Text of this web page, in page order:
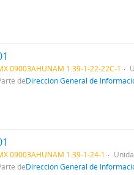
09003AHUNAM 1.39-1-22-22C-1
deDirección General de
09003AHUNAM 1.39-1-24-1
deDirección General de